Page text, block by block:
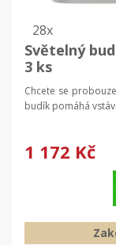
28x
Světelný
3 ks
Chcete se
budík pomáhá
1 172 Kč